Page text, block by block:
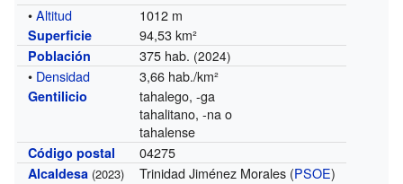
•Altitud 1012 m
Superficie 94,53 km²
Población 375 hab. (2024)
• Densidad 3,66 hab./km²
Gentilicio
tahalego, -ga
tahalitano, -na o
tahalense
Código postal 04275
Alcaldesa (2023) Trinidad Jiménez Morales (PSOE)